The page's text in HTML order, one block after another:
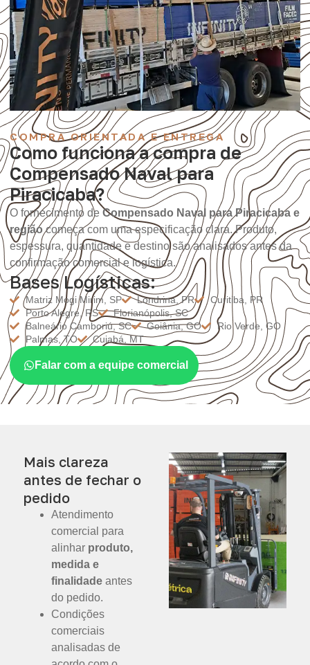
COMPRA ORIENTADA E ENTREGA
Como funciona a compra de
Compensado Naval para
Piracicaba?
O fornecimento de Compensado Naval para Piracicaba e
regiãocomeça com uma especificação clara. Produto,
espessura, quantidade e destino são analisados antes da
confirmação comercial e logística.
Bases Logísticas:
Matriz Mogi Mirim, SP Londrina, PR
Curitiba, PR
Porto Alegre, RS
Florianópolis, SC
Balneário Camboriú, SC
Goiânia, GO
Rio Verde, GO
Palmas, TO
Cuiabá, MT
Falar com a equipe comercial
Mais clareza
antes de fechar o
pedido
Atendimento
comercial para
alinhar produto,
medida e
finalidade antes
do pedido.
Condições
comerciais
analisadas de